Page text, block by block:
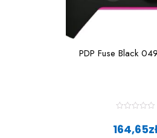
PDP Fuse Black
164,65